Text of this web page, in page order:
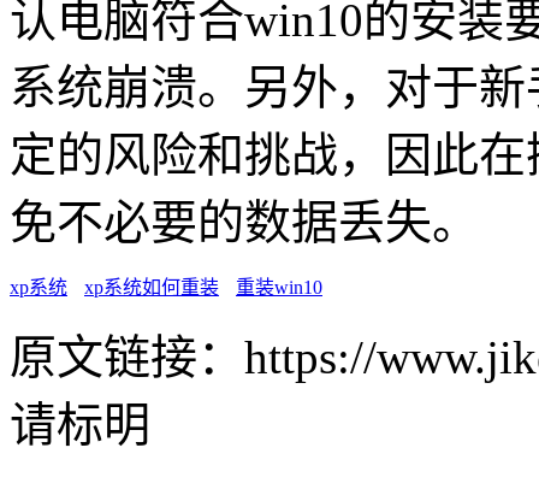
认电脑符合win10的安装
系统崩溃。另外，对于
定的风险和挑战，因此
免不必要的数据丢失。
xp系统 xp系统如何重装 重装win10
原文链接：https://
请标明